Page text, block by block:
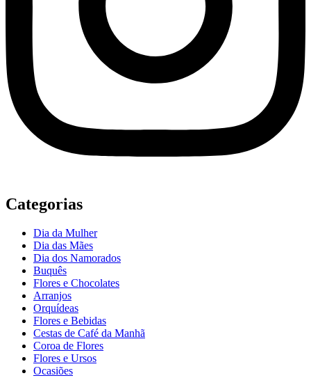
Categorias
Dia da Mulher
Dia das Mães
Dia dos Namorados
Buquês
Flores e Chocolates
Arranjos
Orquídeas
Flores e Bebidas
Cestas de Café da Manhã
Coroa de Flores
Flores e Ursos
Ocasiões